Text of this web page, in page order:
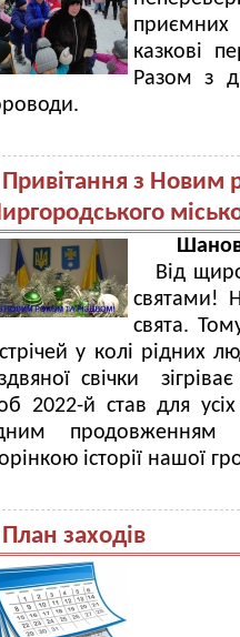
приємних
казкові
Разом з
Привітання з Новим
Від
святами!
свята.
у колі рідних
свічки
2022-й став для
продовженням
історії нашої
План заходів